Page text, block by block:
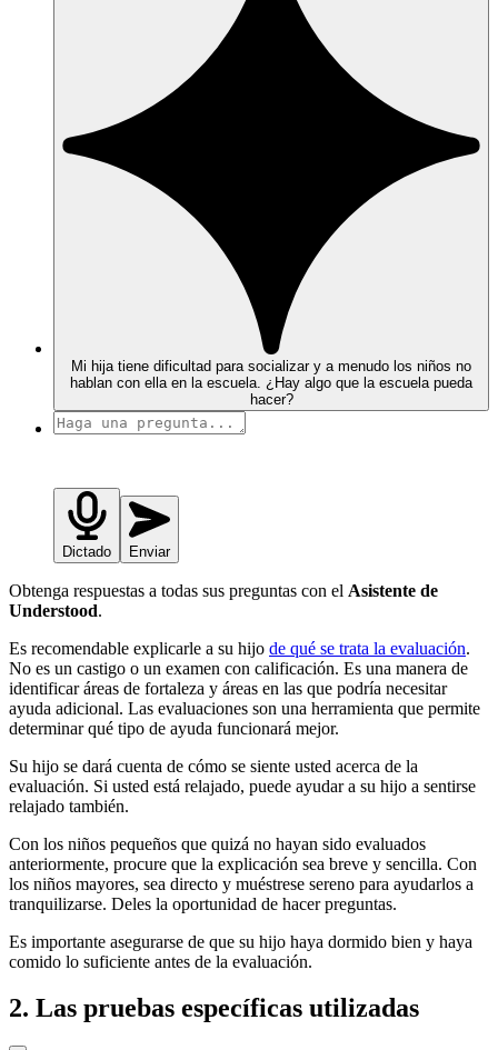
Mi hija tiene dificultad para socializar y a menudo los niños no
hablan con ella en la escuela. ¿Hay algo que la escuela pueda
hacer?
Dictado Enviar
Obtenga respuestas a todas sus preguntas con el Asistente de
Understood.
Es recomendable explicarle a su hijo de qué se trata la evaluación.
No es un castigo o un examen con calificación. Es una manera de
identificar áreas de fortaleza y áreas en las que podría necesitar
ayuda adicional. Las evaluaciones son una herramienta que permite
determinar qué tipo de ayuda funcionará mejor.
Su hijo se dará cuenta de cómo se siente usted acerca de la
evaluación. Si usted está relajado, puede ayudar a su hijo a sentirse
relajado también.
Con los niños pequeños que quizá no hayan sido evaluados
anteriormente, procure que la explicación sea breve y sencilla. Con
los niños mayores, sea directo y muéstrese sereno para ayudarlos a
tranquilizarse. Deles la oportunidad de hacer preguntas.
Es importante asegurarse de que su hijo haya dormido bien y haya
comido lo suficiente antes de la evaluación.
2. Las pruebas específicas utilizadas